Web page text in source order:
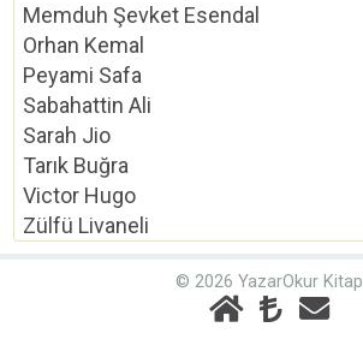
Memduh Şevket Esendal
Orhan Kemal
Peyami Safa
Sabahattin Ali
Sarah Jio
Tarık Buğra
Victor Hugo
Zülfü Livaneli
© 2026 YazarOkur Kitap